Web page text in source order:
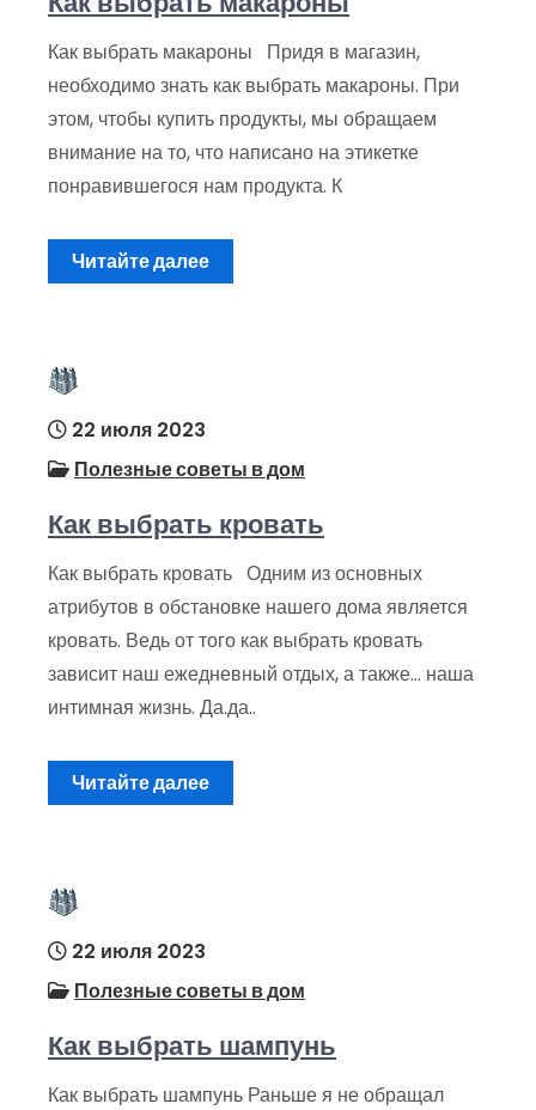
Как выбрать макароны Придя в магазин,
необходимо знать как выбрать макароны. При
этом, чтобы купить продукты, мы обращаем
внимание на то, что написано на этикетке
понравившегося нам продукта. К
Читайте далее
22 июля 2023
Полезные советы в дом
Как выбрать кровать
Как выбрать кровать Одним из основных
атрибутов в обстановке нашего дома является
кровать. Ведь от того как выбрать кровать
зависит наш ежедневный отдых, а также… наша
интимная жизнь. Да.да..
Читайте далее
22 июля 2023
Полезные советы в дом
Как выбрать шампунь
Как выбрать шампунь Раньше я не обращал